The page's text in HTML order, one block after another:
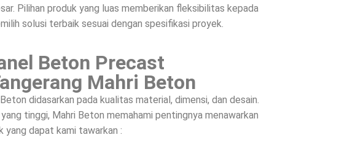
Pilihan produk yang luas memberikan fleksibilitas kepada
solusi terbaik sesuai dengan spesifikasi proyek.
Beton Precast
Mahri Beton
didasarkan pada kualitas material, dimensi, dan desain.
tinggi, Mahri Beton memahami pentingnya menawarkan
yang dapat kami tawarkan :